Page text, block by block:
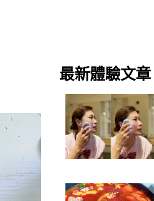
最新體驗文章